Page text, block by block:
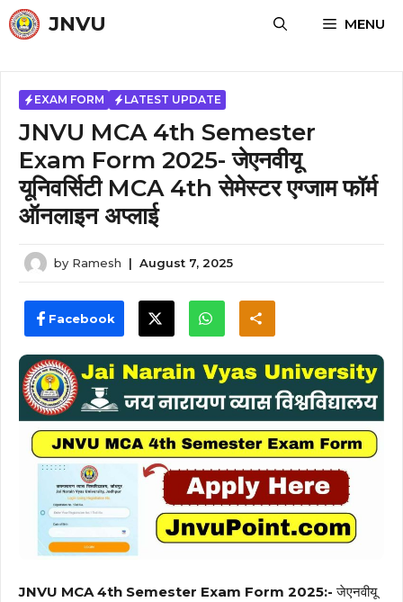
Skip
to
JNVU MENU
EXAM FORM LATEST UPDATE
JNVU MCA 4th Semester
Exam Form 2025- जेएनवीयू
यूनिवर्सिटी MCA 4th सेमेस्टर एग्जाम फॉर्म
ऑनलाइन अप्लाई
by Ramesh | August 7, 2025
Facebook
JNVU MCA 4th Semester Exam Form 2025:- जेएनवीयू